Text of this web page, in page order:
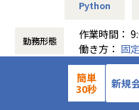
ルネックとなっています。
「人がやるべきこと」に
業、事業主を支援していき
■技術支援制度
・コードレビューやテスト
・マネジメント／スペシャ
ス
要件ヒアリング～要件定
の一連の開発業務に携わっ
Python
勤務形態
作業時間：
働き方： 固
時など）
時間外労働
休憩時間：
27年
簡単
30秒
新規